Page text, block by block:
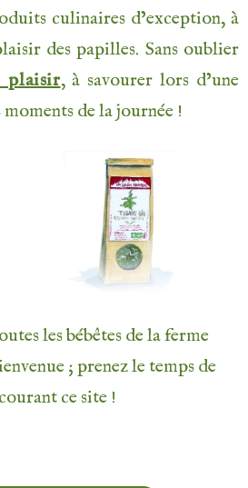
culinaires d’exception, à
des papilles. Sans oublier
plaisir, à savourer lors d’une
de la journée !
les bébêtes de la ferme
; prenez le temps de
ce site !